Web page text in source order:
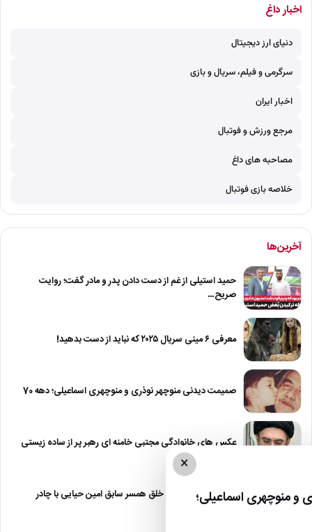
اخبار داغ
دنیای ارز دیجیتال
سرگرمی و فیلم، سریال و بازی
اخبار ایران
مرجع ورزش و فوتبال
مصاحبه های داغ
خلاصه بازی فوتبال
آخرین‌ها
حمید استیلی از غم از دست دادن پدر و مادر گفت؛ روایت
صریح…
معرفی ۶ مینی سریال ۲۰۲۵ که نباید از دست بدهید!
صمیمت دیدنی منوچهر نوذری و منوچهری اسماعیلی؛ دهه 70
عکس های خانوادگی مجتبی خامنه ای رهبر پر از ساده زیستی
عکس| نیلوفر خوش خلق همسر سابق امین حیایی با چادر
×
منوچهری اسماعیلی؛